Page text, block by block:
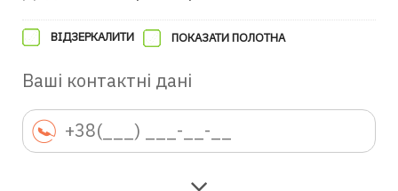
ВІДЗЕРКАЛИТИ ПОКАЗАТИ ПОЛОТНА
Ваші контактні дані